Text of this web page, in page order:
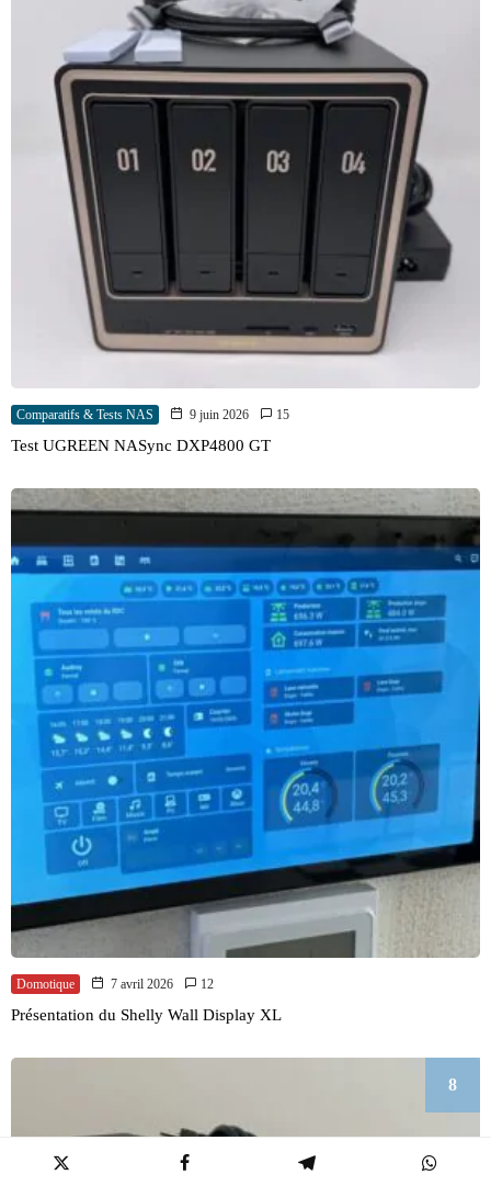
Comparatifs & Tests NAS 9 juin 2026 15
Test UGREEN NASync DXP4800 GT
Domotique 7 avril 2026 12
Présentation du Shelly Wall Display XL
8